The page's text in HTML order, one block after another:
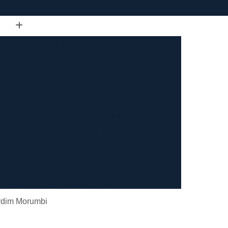
Inox
Calandragem Tubo Inox
Morumbi